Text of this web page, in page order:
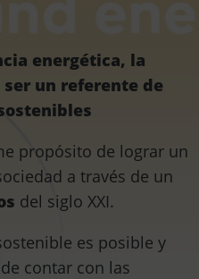
energética, la
ser un referente de
propósito de lograr un
a través de un
del siglo XXI.
es posible y
contar con las